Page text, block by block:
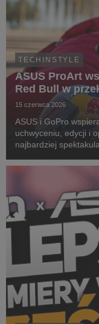
TECHINSTYLE
ASUS ProArt
Red Bull w
15 czerwca 2026
ASUS i GoPro
uchwyceniu, edycji i
najbardziej